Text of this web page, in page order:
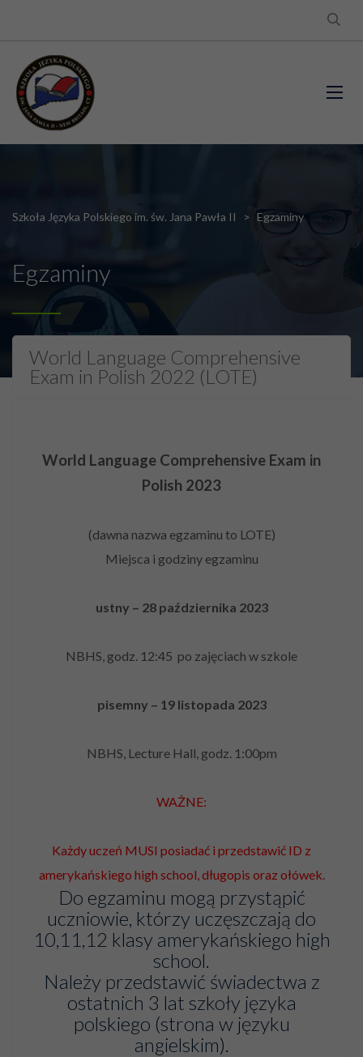
Szkoła Języka Polskiego im. św. Jana Pawła II > Egzaminy
Egzaminy
World Language Comprehensive
Exam in Polish 2022 (LOTE)
World Language Comprehensive Exam in
Polish 2023
(dawna nazwa egzaminu to LOTE)
Miejsca i godziny egzaminu
ustny – 28 października 2023
NBHS, godz. 12:45 po zajęciach w szkole
pisemny – 19 listopada 2023
NBHS, Lecture Hall, godz. 1:00pm
WAŻNE:
Każdy uczeń MUSI posiadać i przedstawić ID z
amerykańskiego high school, długopis oraz ołówek.
Do egzaminu mogą przystąpić
uczniowie, którzy uczęszczają do
10,11,12 klasy amerykańskiego high
school.
Należy przedstawić świadectwa z
ostatnich 3 lat szkoły języka
polskiego (strona w języku
angielskim).